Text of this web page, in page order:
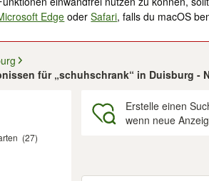
Edge oderSafari, falls du macOS
für „schuhschrank“ in Duisburg -
(27)
Erstelle einen
wenn neue